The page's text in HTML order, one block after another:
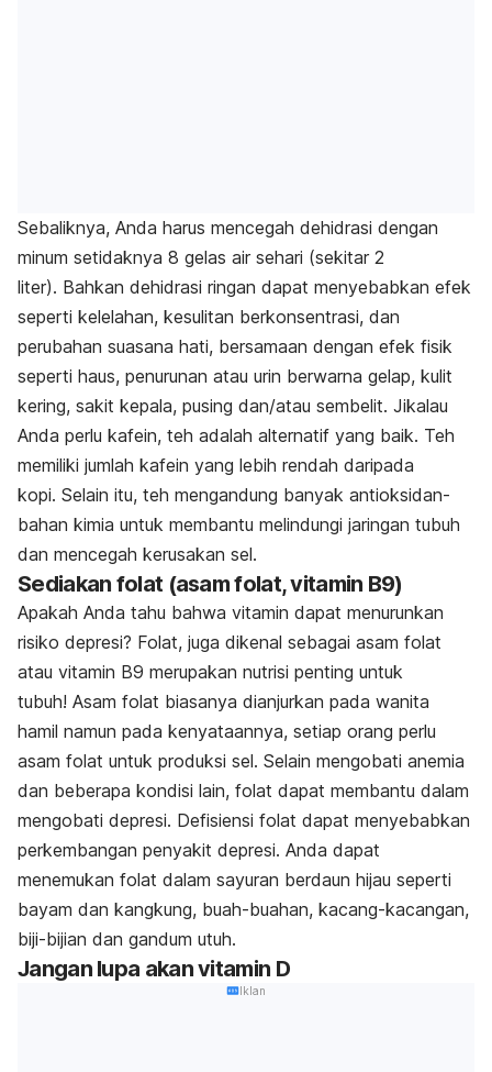
Sebaliknya, Anda harus mencegah dehidrasi dengan
minum setidaknya 8 gelas air sehari (sekitar 2
liter). Bahkan dehidrasi ringan dapat menyebabkan efek
seperti kelelahan, kesulitan berkonsentrasi, dan
perubahan suasana hati, bersamaan dengan efek fisik
seperti haus, penurunan atau urin berwarna gelap, kulit
kering, sakit kepala, pusing dan/atau sembelit. Jikalau
Anda perlu kafein, teh adalah alternatif yang baik. Teh
memiliki jumlah kafein yang lebih rendah daripada
kopi. Selain itu, teh mengandung banyak antioksidan-
bahan kimia untuk membantu melindungi jaringan tubuh
dan mencegah kerusakan sel.
Sediakan folat (asam folat, vitamin B9)
Apakah Anda tahu bahwa vitamin dapat menurunkan
risiko depresi? Folat, juga dikenal sebagai asam folat
atau vitamin B9 merupakan nutrisi penting untuk
tubuh! Asam folat biasanya dianjurkan pada wanita
hamil namun pada kenyataannya, setiap orang perlu
asam folat untuk produksi sel. Selain mengobati anemia
dan beberapa kondisi lain, folat dapat membantu dalam
mengobati depresi. Defisiensi folat dapat menyebabkan
perkembangan penyakit depresi. Anda dapat
menemukan folat dalam sayuran berdaun hijau seperti
bayam dan kangkung, buah-buahan, kacang-kacangan,
biji-bijian dan gandum utuh.
Jangan lupa akan vitamin D
Iklan